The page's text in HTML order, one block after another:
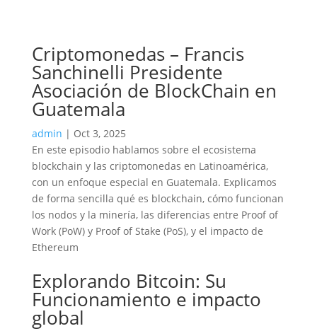
Criptomonedas – Francis
Sanchinelli Presidente
Asociación de BlockChain en
Guatemala
admin | Oct 3, 2025
En este episodio hablamos sobre el ecosistema
blockchain y las criptomonedas en Latinoamérica,
con un enfoque especial en Guatemala. Explicamos
de forma sencilla qué es blockchain, cómo funcionan
los nodos y la minería, las diferencias entre Proof of
Work (PoW) y Proof of Stake (PoS), y el impacto de
Ethereum
Explorando Bitcoin: Su
Funcionamiento e impacto
global